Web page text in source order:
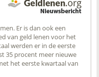
Er is dan ook een
van geld lenen voor het
werden er in de eerste
35 procent meer nieuwe
het eerste kwartaal van